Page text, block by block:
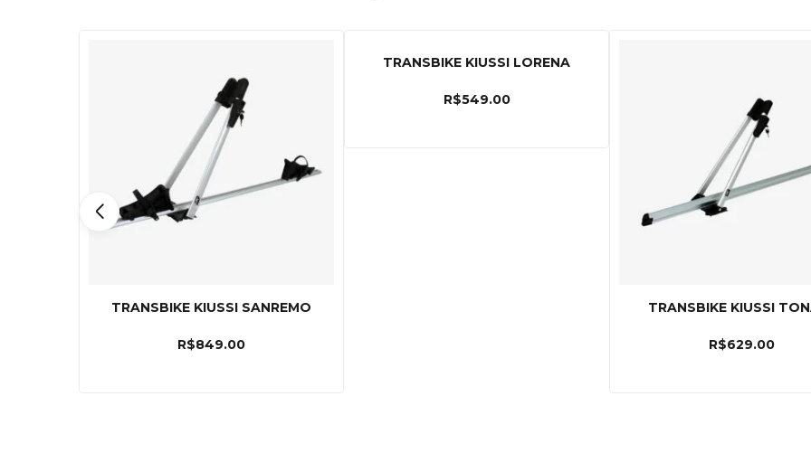
TRANSBIKE KIUSSI SANREMO
R$849.00
TRANSBIKE KIUSSI LORENA
R$549.00
TRANSBIKE KIUSSI
R$629.00